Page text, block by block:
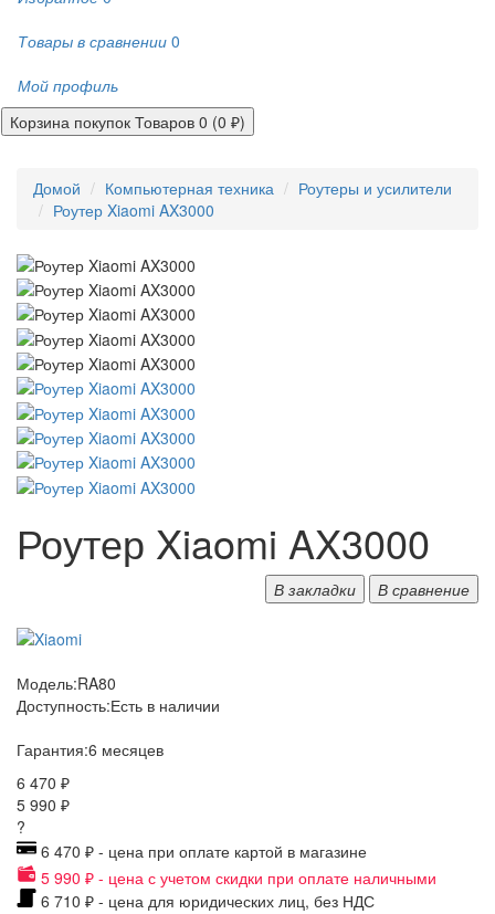
Товары в сравнении 0
Мой профиль
Корзина покупок Товаров 0 (0 ₽)
Домой Компьютерная техника
Роутеры и усилители
Роутер Xiaomi AX3000
Роутер Xiaomi AX3000
В закладки В сравнение
Модель:RA80
Доступность:Есть в наличии
Гарантия:6 месяцев
6 470 ₽
5 990 ₽
?
6 470 ₽ - цена при оплате картой в магазине
5 990 ₽ - цена с учетом скидки при оплате наличными
6 710 ₽ - цена для юридических лиц, без НДС